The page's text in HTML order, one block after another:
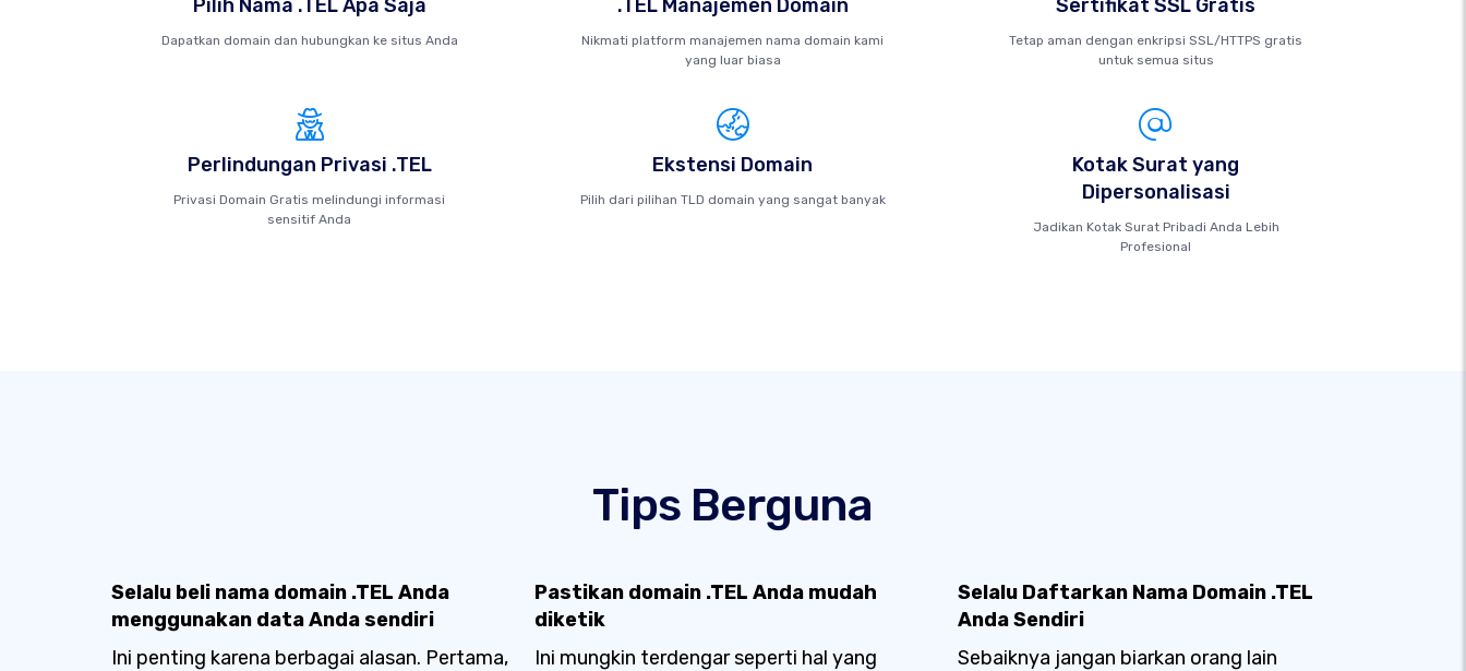
Pilih Nama .TEL Apa Saja
Dapatkan domain dan hubungkan ke situs Anda
.TEL Manajemen Domain
Nikmati platform manajemen nama domain kami
yang luar biasa
Sertifikat SSL Gratis
Tetap aman dengan enkripsi SSL/HTTPS gratis
untuk semua situs
Perlindungan Privasi .TEL
Privasi Domain Gratis melindungi informasi
sensitif Anda
Ekstensi Domain
Pilih dari pilihan TLD domain yang sangat banyak
Kotak Surat yang
Dipersonalisasi
Jadikan Kotak Surat Pribadi Anda Lebih
Profesional
Tips Berguna
Selalu beli nama domain .TEL Anda
menggunakan data Anda sendiri
Ini penting karena berbagai alasan. Pertama,
Pastikan domain .TEL Anda mudah
diketik
Ini mungkin terdengar seperti hal yang
Selalu Daftarkan Nama Domain .TEL
Anda Sendiri
Sebaiknya jangan biarkan orang lain